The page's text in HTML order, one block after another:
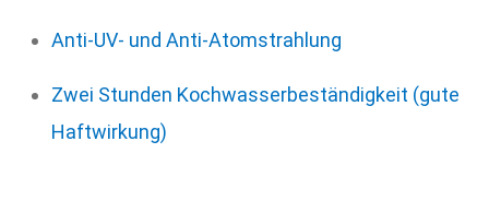
Anti-UV- und Anti-Atomstrahlung
Zwei Stunden Kochwasserbeständigkeit (gute
Haftwirkung)